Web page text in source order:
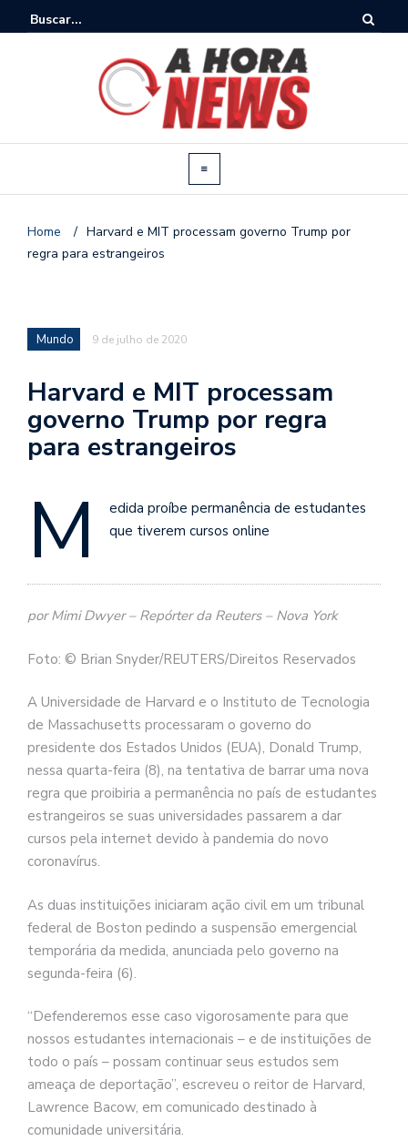
Home / Harvard e MIT processam governo Trump por
regra para estrangeiros
Mundo 9 de julho de 2020
Harvard e MIT processam
governo Trump por regra
para estrangeiros
M
edida proíbe permanência de estudantes
que tiverem cursos online
por Mimi Dwyer – Repórter da Reuters – Nova York
Foto: © Brian Snyder/REUTERS/Direitos Reservados
A Universidade de Harvard e o Instituto de Tecnologia
de Massachusetts processaram o governo do
presidente dos Estados Unidos (EUA), Donald Trump,
nessa quarta-feira (8), na tentativa de barrar uma nova
regra que proibiria a permanência no país de estudantes
estrangeiros se suas universidades passarem a dar
cursos pela internet devido à pandemia do novo
coronavírus.
As duas instituições iniciaram ação civil em um tribunal
federal de Boston pedindo a suspensão emergencial
temporária da medida, anunciada pelo governo na
segunda-feira (6).
“Defenderemos esse caso vigorosamente para que
nossos estudantes internacionais – e de instituições de
todo o país – possam continuar seus estudos sem
ameaça de deportação”, escreveu o reitor de Harvard,
Lawrence Bacow, em comunicado destinado à
comunidade universitária.